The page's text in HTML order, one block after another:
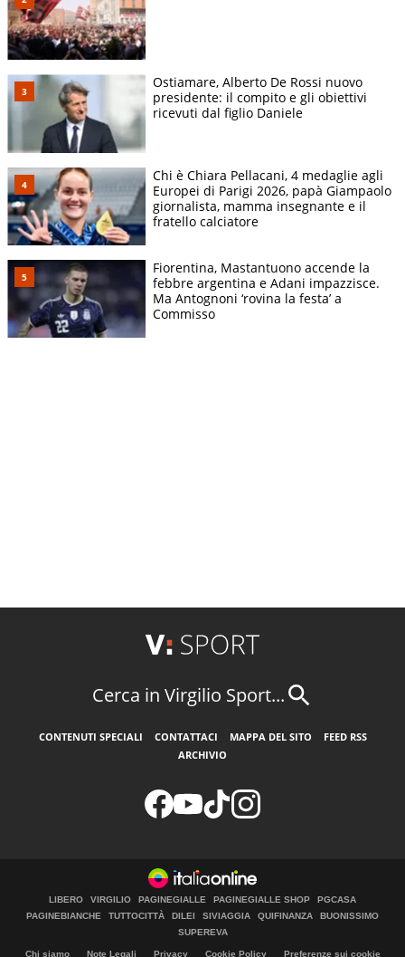
Ostiamare, Alberto De Rossi nuovo
presidente: il compito e gli obiettivi
ricevuti dal figlio Daniele
Chi è Chiara Pellacani, 4 medaglie agli
Europei di Parigi 2026, papà Giampaolo
giornalista, mamma insegnante e il
fratello calciatore
Fiorentina, Mastantuono accende la
febbre argentina e Adani impazzisce.
Ma Antognoni ‘rovina la festa’ a
Commisso
Cerca in Virgilio Sport...
CONTENUTI SPECIALI CONTATTACI MAPPA DEL SITO
FEED RSS
ARCHIVIO
LIBERO VIRGILIO PAGINEGIALLE PAGINEGIALLE SHOP
PGCASA
PAGINEBIANCHE
TUTTOCITTÀ DILEI SIVIAGGIA QUIFINANZA
BUONISSIMO
SUPEREVA
Chi siamo Note Legali Privacy Cookie Policy Preferenze sui cookie